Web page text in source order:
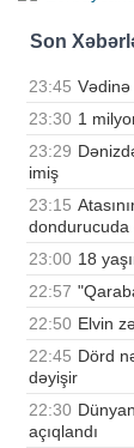
Son
23:45 Vədinə
23:30 1
23:29
imiş
23:15
dondurucuda
23:00 18
22:57
22:50 Elvin
22:45 Dörd
dəyişir
22:30
açıqlandı